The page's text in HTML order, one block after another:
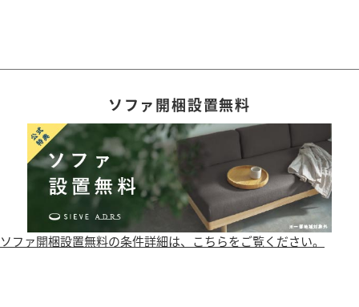
ソファ開梱設置無料
ソファ開梱設置無料の条件詳細は、こちらをご覧ください。